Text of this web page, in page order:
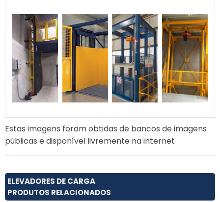
Estas imagens foram obtidas de bancos de imagens
públicas e disponível livremente na internet
ELEVADORES DE CARGA
PRODUTOS RELACIONADOS